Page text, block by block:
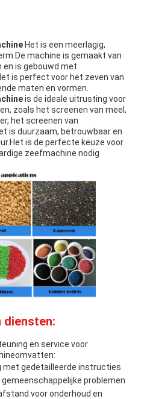
Het is een meerlagig,
machine is gemaakt van
en is gebouwd met
is perfect voor het zeven van
maten en vormen.
is de ideale uitrusting voor
zoals het screenen van meel,
het screenen van
is duurzaam, betrouwbaar en
is de perfecte keuze voor
zeefmachine nodig
diensten:
en service voor
omvatten:
met gedetailleerde instructies
problemen
voor onderhoud en